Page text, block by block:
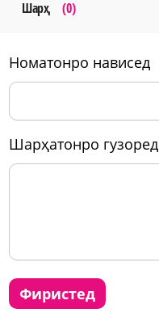
Шарҳ (0)
номатонро нависед
шарҳатонро гузоред
фиристед